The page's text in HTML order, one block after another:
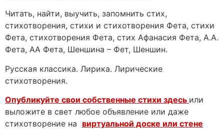
Читать, найти, выучить, запомнить стих,
стихотворения, стихи и стихотворения Фета, стихи
Фета, стихотворения Фета, стих Афанасия Фета, А.А.
Фета, АА Фета, Шеншина – Фет, Шеншин.
Русская классика. Лирика. Лирические
стихотворения.
Опубликуйте свои собственные стихи здесь или
выложите в свет любое объявление или даже
стихотворение на виртуальной доске или стене